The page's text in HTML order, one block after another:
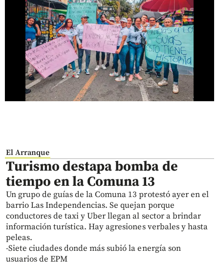
El Arranque
Turismo destapa bomba de
tiempo en la Comuna 13
Un grupo de guías de la Comuna 13 protestó ayer en el
barrio Las Independencias. Se quejan porque
conductores de taxi y Uber llegan al sector a brindar
información turística. Hay agresiones verbales y hasta
peleas.
-Siete ciudades donde más subió la energía son
usuarios de EPM